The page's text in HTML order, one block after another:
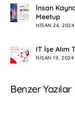
İnsan
Meetup
NISAN 26, 2024
IT İşe Alım
NISAN 19, 2024
Benzer Yazılar